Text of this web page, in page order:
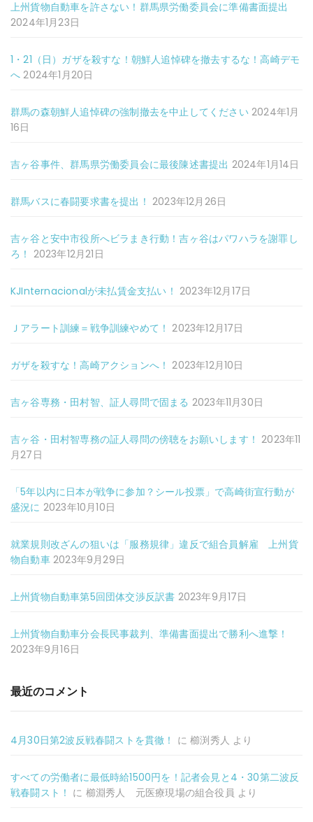
上州貨物自動車を許さない！群馬県労働委員会に準備書面提出
2024年1月23日
1・21（日）ガザを殺すな！朝鮮人追悼碑を撤去するな！高崎デモ
へ 2024年1月20日
群馬の森朝鮮人追悼碑の強制撤去を中止してください 2024年1月
16日
吉ヶ谷事件、群馬県労働委員会に最後陳述書提出 2024年1月14日
群馬バスに春闘要求書を提出！ 2023年12月26日
吉ヶ谷と安中市役所へビラまき行動！吉ヶ谷はパワハラを謝罪し
ろ！ 2023年12月21日
KJInternacionalが未払賃金支払い！ 2023年12月17日
Ｊアラート訓練＝戦争訓練やめて！ 2023年12月17日
ガザを殺すな！高崎アクションへ！ 2023年12月10日
吉ヶ谷専務・田村智、証人尋問で固まる 2023年11月30日
吉ヶ谷・田村智専務の証人尋問の傍聴をお願いします！ 2023年11
月27日
「5年以内に日本が戦争に参加？シール投票」で高崎街宣行動が
盛況に 2023年10月10日
就業規則改ざんの狙いは「服務規律」違反で組合員解雇 上州貨
物自動車 2023年9月29日
上州貨物自動車第5回団体交渉反訳書 2023年9月17日
上州貨物自動車分会長民事裁判、準備書面提出で勝利へ進撃！
2023年9月16日
最近のコメント
4月30日第2波反戦春闘ストを貫徹！ に櫛渕秀人 より
すべての労働者に最低時給1500円を！記者会見と4・30第二波反
戦春闘スト！ に 櫛淵秀人 元医療現場の組合役員 より